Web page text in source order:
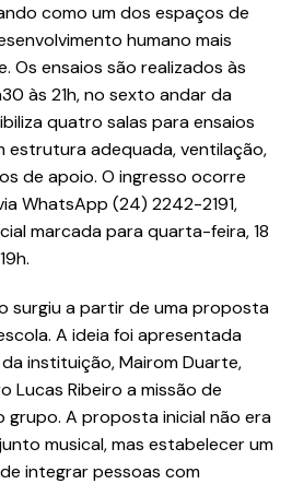
como um dos espaços de
humano mais
Os ensaios são realizados às
às 21h, no sexto andar da
quatro salas para ensaios
estrutura adequada, ventilação,
de apoio. O ingresso ocorre
WhatsApp (24) 2242-2191,
marcada para quarta-feira, 18
surgiu a partir de uma proposta
A ideia foi apresentada
instituição, Mairom Duarte,
Lucas Ribeiro a missão de
A proposta inicial não era
musical, mas estabelecer um
integrar pessoas com